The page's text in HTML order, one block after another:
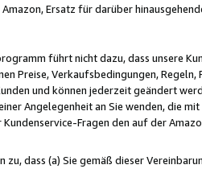
Ersatz für darüber
führt nicht dazu, dass unsere
Preise, Verkaufsbedingungen,
und können jederzeit geändert
Angelegenheit an Sie wenden, die
Fragen den auf der
zu, dass (a) Sie gemäß dieser